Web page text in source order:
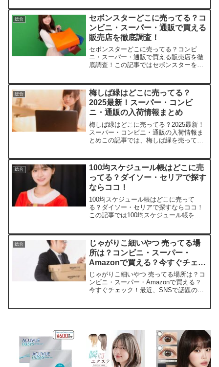
紹介します。店舗商品例価格（税込）備
考楽天市場ゆうパケット...
総合
セボンスターどこに売ってる？コ
ンビニ・スーパー・通販で買える
販売店を徹底調査！
セボンスターどこに売ってる？コンビ
ニ・スーパー・通販で買える販売店を徹
底調査！この記事ではセボンスターを売
販サイト1個あたりの平均価格BOX（10
個入り）の平均価格特徴...
総合
梅しば緑はどこに売ってる？
2025最新！スーパー・コンビ
ニ・通販の入荷情報まとめ
梅しば緑はどこに売ってる？2025最新！
スーパー・コンビニ・通販の入荷情報ま
とめこの記事では、梅しば緑を売ってい
カリカリ食感にハマったら、もう後戻り
できませんよ！店舗商...
総合
100均スケジュール帳はどこに売
ってる？ダイソー・セリアで探す
ならココ！
100均スケジュール帳はどこに売って
る？ダイソー・セリアで探すならココ！
この記事では100均スケジュール帳を売
舗名価格帯特徴ダイソー110円～220円種
類が豊富で日曜始...
総合
じゃがりこ細いやつ 売ってる場
所は？コンビニ・スーパー・
Amazonで買える？今すぐチェッ
ク！
じゃがりこ細いやつ 売ってる場所は？コ
ンビニ・スーパー・Amazonで買える？
今すぐチェック！最近、SNSで話題のじ